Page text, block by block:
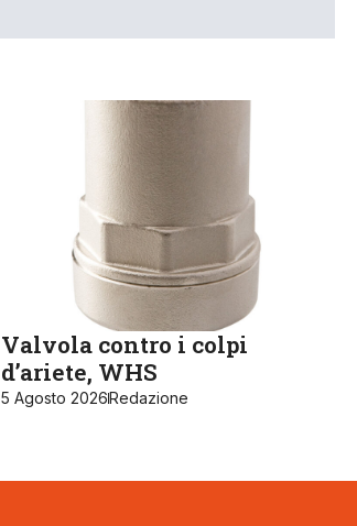
Valvola contro i colpi
d’ariete, WHS
5 Agosto 2026Redazione